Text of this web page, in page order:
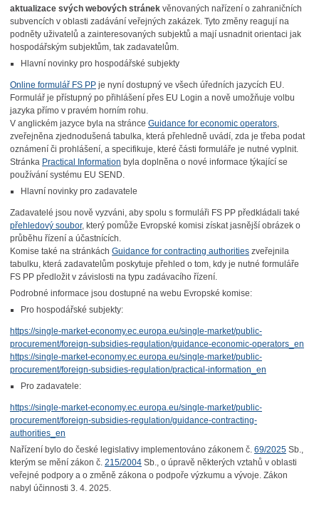
aktualizace svých webových stránekvěnovaných nařízení o zahraničních
subvencích v oblasti zadávání veřejných zakázek. Tyto změny reagují na
podněty uživatelů a zainteresovaných subjektů a mají usnadnit orientaci jak
hospodářským subjektům, tak zadavatelům.
Hlavní novinky pro hospodářské subjekty
Online formulář FS PPje nyní dostupný ve všech úředních jazycích EU.
Formulář je přístupný po přihlášení přes EU Login a nově umožňuje volbu
jazyka přímo v pravém horním rohu.
V anglickém jazyce byla na stránce Guidance for economic operators,
zveřejněna zjednodušená tabulka, která přehledně uvádí, zda je třeba podat
oznámení či prohlášení, a specifikuje, které části formuláře je nutné vyplnit.
Stránka Practical Information byla doplněna o nové informace týkající se
používání systému EU SEND.
Hlavní novinky pro zadavatele
Zadavatelé jsou nově vyzváni, aby spolu s formuláři FS PP předkládali také
přehledový soubor, který pomůže Evropské komisi získat jasnější obrázek o
průběhu řízení a účastnících.
Komise také na stránkách Guidance for contracting authoritieszveřejnila
tabulku, která zadavatelům poskytuje přehled o tom, kdy je nutné formuláře
FS PP předložit v závislosti na typu zadávacího řízení.
Podrobné informace jsou dostupné na webu Evropské komise:
Pro hospodářské subjekty:
https://single-market-economy.ec.europa.eu/single-market/public-
procurement/foreign-subsidies-regulation/guidance-economic-operators_en
https://single-market-economy.ec.europa.eu/single-market/public-
procurement/foreign-subsidies-regulation/practical-information_en
Pro zadavatele:
https://single-market-economy.ec.europa.eu/single-market/public-
procurement/foreign-subsidies-regulation/guidance-contracting-
authorities_en
Nařízení bylo do české legislativy implementováno zákonem č. 69/2025Sb.,
kterým se mění zákon č. 215/2004Sb., o úpravě některých vztahů v oblasti
veřejné podpory a o změně zákona o podpoře výzkumu a vývoje. Zákon
nabyl účinnosti 3. 4. 2025.